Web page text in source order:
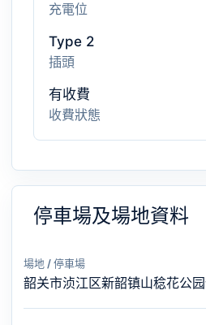
充電位
Type 2
插頭
有收費
收費狀態
停車場及場地資料
場地 / 停車場
韶关市浈江区新韶镇山稔花公